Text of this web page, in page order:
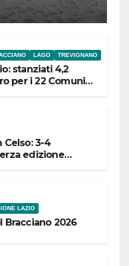
LAGO TREVIGNANO
stanziati 4,2
per i 22 Comuni
Celso: 3-4
edizione
LAZIO
Bracciano 2026